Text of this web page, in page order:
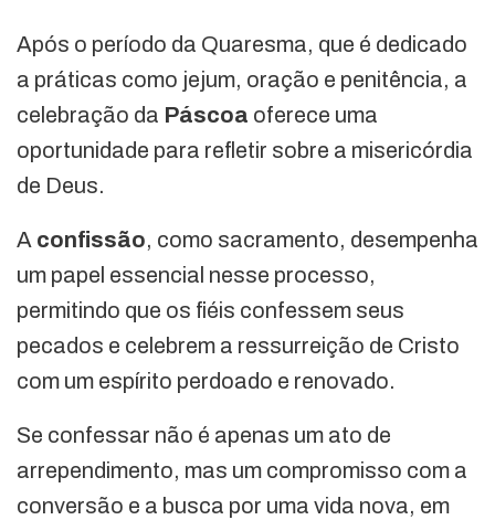
Após o período da Quaresma, que é dedicado
a práticas como jejum, oração e penitência, a
celebração da Páscoa oferece uma
oportunidade para refletir sobre a misericórdia
de Deus.
A confissão, como sacramento, desempenha
um papel essencial nesse processo,
permitindo que os fiéis confessem seus
pecados e celebrem a ressurreição de Cristo
com um espírito perdoado e renovado.
Se confessar não é apenas um ato de
arrependimento, mas um compromisso com a
conversão e a busca por uma vida nova, em